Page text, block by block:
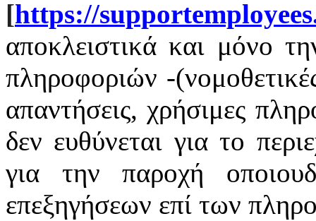
[https://supportemployees
αποκλειστικά και μόνο
πληροφοριών -
απαντήσεις, χρήσιμες
δεν ευθύνεται για το
για την παροχή
επεξηγήσεων επί των